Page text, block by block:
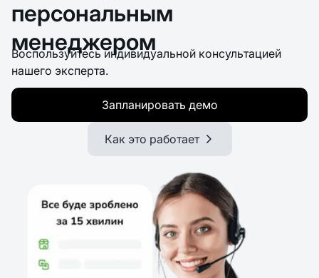
персональным
менеджером
Воспользуйтесь индивидуальной консультацией
нашего эксперта.
Запланировать демо
Как это работает